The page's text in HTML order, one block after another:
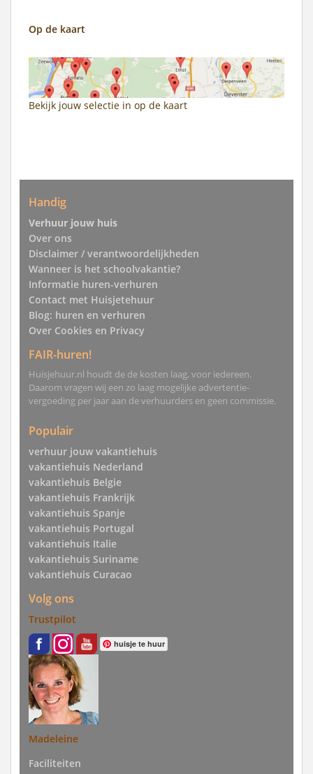
Op de kaart
Bekijk jouw selectie in op de kaart
Handig
Verhuur jouw huis
Over ons
Disclaimer / verantwoordelijkheden
Wanneer is het schoolvakantie?
Informatie huren-verhuren
Contact met Huisjetehuur
Blog: huren en verhuren
Over Cookies en Privacy
FAIR-huren!
Huisjehuur.nl houdt de de kosten laag, voor iedereen.
Daarom vragen wij een zo laag mogelijke advertentie-
vergoeding per jaar aan de verhuurders en geen commissie.
Populair
verhuur jouw vakantiehuis
vakantiehuis Nederland
vakantiehuis Belgie
vakantiehuis Frankrijk
vakantiehuis Spanje
vakantiehuis Portugal
vakantiehuis Italie
vakantiehuis Suriname
vakantiehuis Curacao
Volg ons
Trustpilot
huisje te huur
Madeleine
Faciliteiten